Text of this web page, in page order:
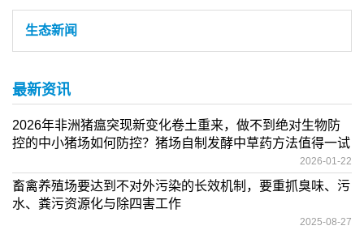
生态新闻
最新资讯
2026年非洲猪瘟突现新变化卷土重来，做不到绝对生物防
控的中小猪场如何防控？猪场自制发酵中草药方法值得一试
2026-01-22
畜禽养殖场要达到不对外污染的长效机制，要重抓臭味、污
水、粪污资源化与除四害工作
2025-08-27